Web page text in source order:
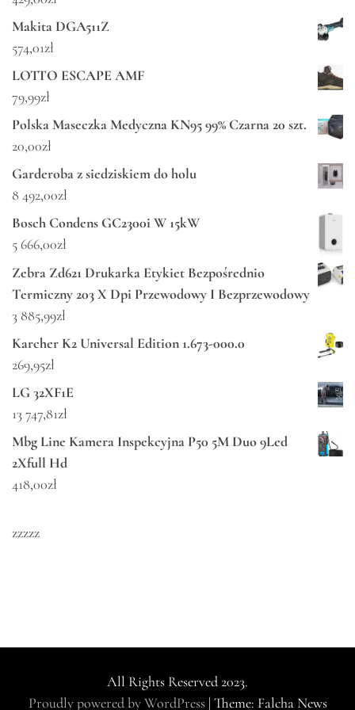
Makita DGA511Z
574,01zł
LOTTO ESCAPE AMF
79,99zł
Polska Maseczka Medyczna KN95 99% Czarna 20 szt.
20,00zł
Garderoba z siedziskiem do holu
8 492,00zł
Bosch Condens GC2300i W 15kW
5 666,00zł
Zebra Zd621 Drukarka Etykiet Bezpośrednio
Termiczny 203 X Dpi Przewodowy I Bezprzewodowy
3 885,99zł
Karcher K2 Universal Edition 1.673-000.0
269,95zł
LG 32XF1E
13 747,81zł
Mbg Line Kamera Inspekcyjna P50 5M Duo 9Led
2Xfull Hd
418,00zł
zzzzz
All Rights Reserved 2023.
Proudly powered by WordPress | Theme: Falcha News